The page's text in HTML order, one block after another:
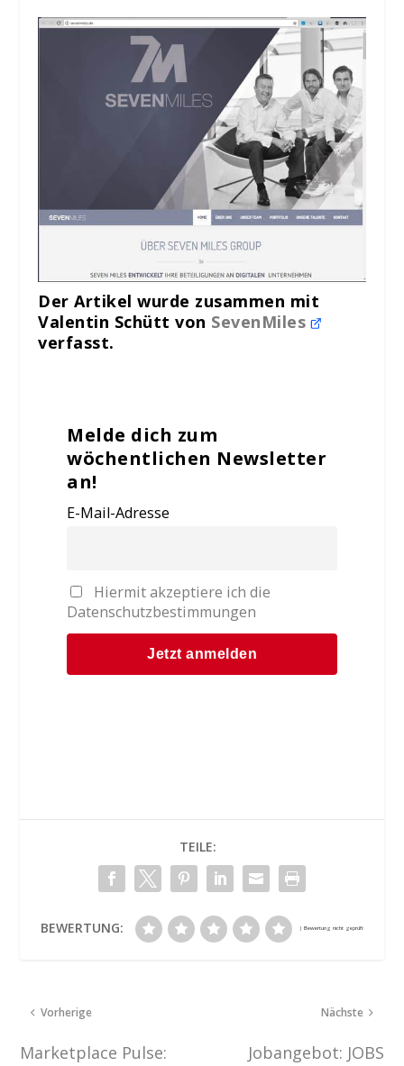
Der Artikel wurde zusammen mit
Valentin Schütt von SevenMiles
verfasst.
Melde dich zum
wöchentlichen Newsletter
an!
E-Mail-Adresse
Hiermit akzeptiere ich die
Datenschutzbestimmungen
TEILE:
BEWERTUNG:
Vorherige
Marketplace Pulse:
Nächste
Jobangebot: JOBS